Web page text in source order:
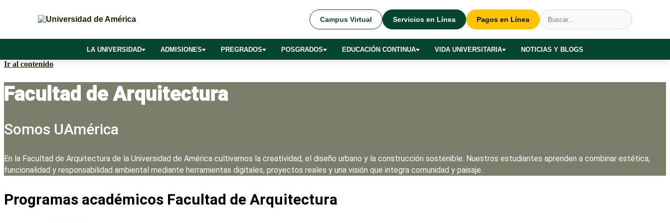
Ir al contenido
Campus Virtual Servicios en Línea Pagos en Línea
LA UNIVERSIDAD ADMISIONES PREGRADOS POSGRADOS EDUCACIÓN CONTINUA VIDA UNIVERSITARIA NOTICIAS Y BLOGS
Facultad de Arquitectura
Somos UAmérica
En la Facultad de Arquitectura de la Universidad de América cultivamos la creatividad, el diseño urbano y la construcción sostenible. Nuestros estudiantes aprenden a combinar estética,
funcionalidad y responsabilidad ambiental mediante herramientas digitales, proyectos reales y una visión que integra comunidad y paisaje.
Programas académicos Facultad de Arquitectura